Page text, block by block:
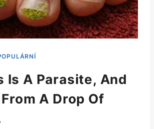
Is A Parasite, And
A Drop Of